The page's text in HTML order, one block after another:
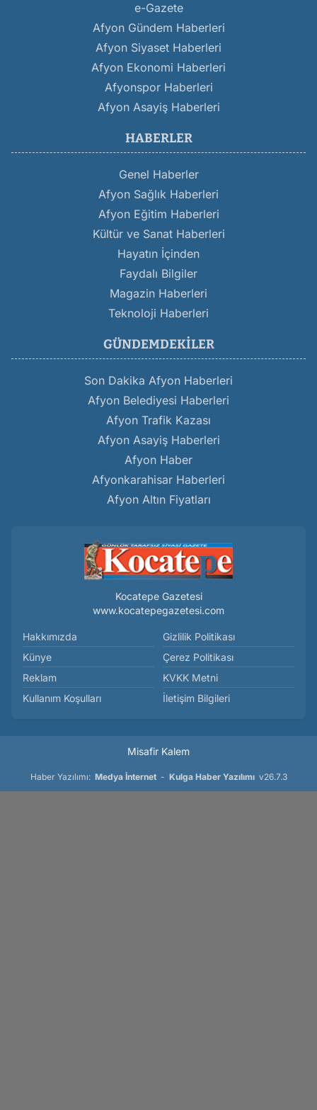
e-Gazete
Afyon Gündem Haberleri
Afyon Siyaset Haberleri
Afyon Ekonomi Haberleri
Afyonspor Haberleri
Afyon Asayiş Haberleri
HABERLER
Genel Haberler
Afyon Sağlık Haberleri
Afyon Eğitim Haberleri
Kültür ve Sanat Haberleri
Hayatın İçinden
Faydalı Bilgiler
Magazin Haberleri
Teknoloji Haberleri
GÜNDEMDEKILER
Son Dakika Afyon Haberleri
Afyon Belediyesi Haberleri
Afyon Trafik Kazası
Afyon Asayiş Haberleri
Afyon Haber
Afyonkarahisar Haberleri
Afyon Altın Fiyatları
Kocatepe Gazetesi
www.kocatepegazetesi.com
Hakkımızda
Künye
Reklam
Kullanım Koşulları
Gizlilik Politikası
Çerez Politikası
KVKK Metni
İletişim Bilgileri
Misafir Kalem
Haber Yazılımı: Medya İnternet - Kulga Haber Yazılımı v26.7.3